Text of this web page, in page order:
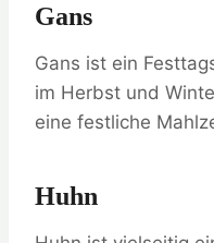
Gans
Gans ist ein
im Herbst und
eine festliche
Huhn